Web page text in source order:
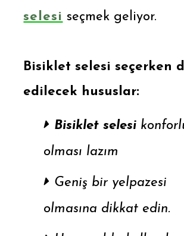
selesi seçmek geliyor.
Bisiklet selesi seçerken
edilecek hususlar:
Bisiklet selesi
olması lazım
Geniş bir yelpazesi
olmasına dikkat edin.